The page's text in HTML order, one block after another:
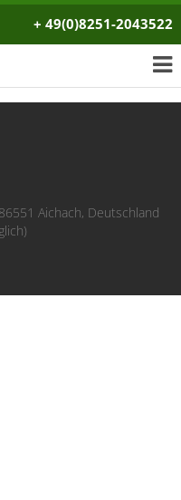
+ 49(0)8251-2043522
Aichach, Deutschland